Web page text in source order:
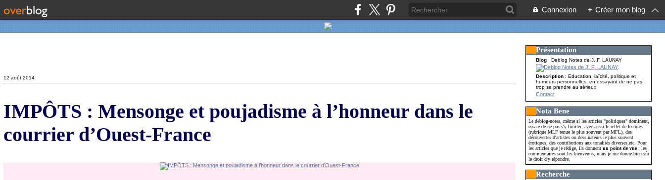
Connexion + Créer mon blog
12 août 2014
IMPÔTS : Mensonge et poujadisme à l’honneur dans le
courrier d’Ouest-France
Présentation
Blog : Deblog Notes de J. F. LAUNAY
Description: Education, laïcité, politique et
humeurs personnelles, en essayant de ne pas
trop se prendre au sérieux.
Contact
Nota Bene
Le deblog-notes, même si les articles "politiques" dominent,
essaie de ne pas s'y limiter, avec aussi le reflet de lectures
(rubrique MLF tenue le plus souvent par MFL), des
découvertes d'artistes ou dessinateurs le plus souvent
érotiques, des contributions aux tonalités diverses,etc. Pour
les articles que je rédige, ils donnentun point de vue: les
commentaires sont les bienvenus, mais je me donne bien sûr
le droit d'y répondre.
Recherche